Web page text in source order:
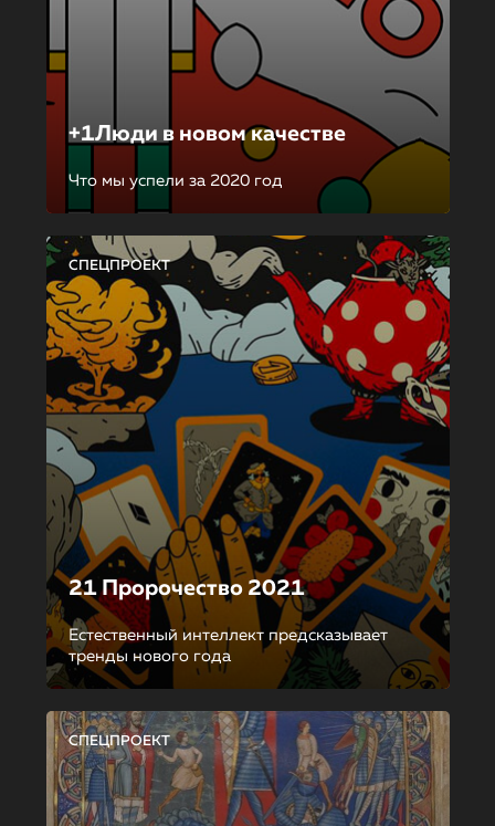
+1Люди в новом качестве
Что мы успели за 2020 год
СПЕЦПРОЕКТ
21 Пророчество 2021
Естественный интеллект предсказывает
тренды нового года
СПЕЦПРОЕКТ